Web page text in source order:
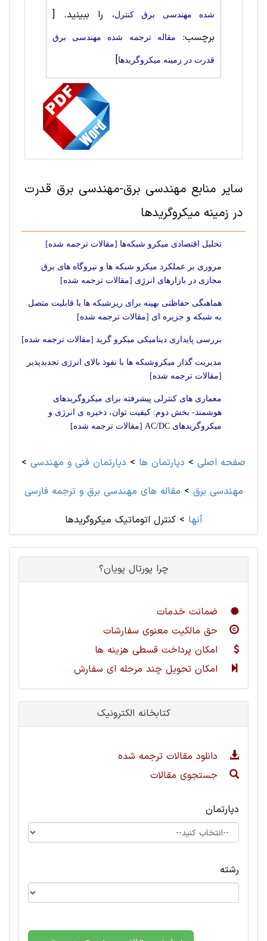
شده مهندسی برق کنترل، را ببینید. [
برچسب:
مقاله ترجمه شده مهندسی برق
قدرت در زمینه میکروگریدها]
سایر منابع مهندسی برق-مهندسی برق قدرت
در زمینه میکروگریدها
تحلیل اقتصادی میکرو شبکه‌ها [مقالات ترجمه شده]
مروری بر عملکرد میکرو شبکه ها و نیروگاه های برق
مجازی در بازارهای انرژِی [مقالات ترجمه شده]
هماهنگی حفاظتی بهینه برای ریزشبکه ها با قابلیت متصل
به شبکه و جزیره ای [مقالات ترجمه شده]
بررسی پایداری دینامیکی میکرو گرید [مقالات ترجمه شده]
مدیریت گذار میکروشبکه ها با نفوذ بالای انرژی تجدیدپذیر
[مقالات ترجمه شده]
معماری های کنترلی پیشرفته برای میکروگریدهای
هوشمند- بخش دوم: کیفیت توان، ذخیره ی انرژی و
میکروگریدهای AC/DC [مقالات ترجمه شده]
صفحه اصلی > دپارتمان ها > دپارتمان فنی و مهندسی >
مهندسی برق > مقاله های مهندسی برق و ترجمه فارسی
آنها >کنترل اتوماتیک میکروگریدها
چرا پورتال پویان؟
ضمانت خدمات
حق مالکیت معنوی سفارشات
امکان پرداخت قسطی هزینه ها
امکان تحویل چند مرحله ای سفارش
کتابخانه الکترونیک
دانلود مقالات ترجمه شده
جستجوی مقالات
دپارتمان
رشته